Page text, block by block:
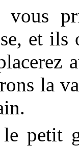
vous
et ils
la
petit